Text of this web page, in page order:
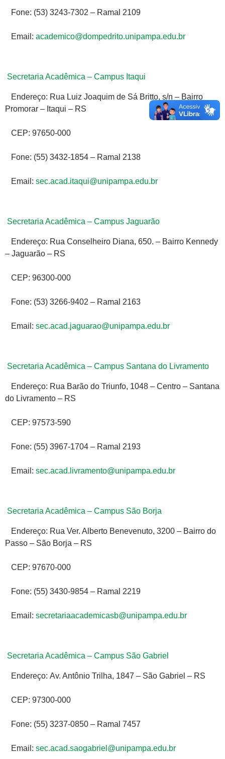
Fone: (53) 3243-7302 – Ramal 2109
Email: academico@dompedrito.unipampa.edu.br
Secretaria Acadêmica – Campus Itaqui
Endereço: Rua Luiz Joaquim de Sá Britto, s/n – Bairro
Promorar – Itaqui – RS
CEP: 97650-000
Fone: (55) 3432-1854 – Ramal 2138
Email: sec.acad.itaqui@unipampa.edu.br
Secretaria Acadêmica – Campus Jaguarão
Endereço: Rua Conselheiro Diana, 650. – Bairro Kennedy
– Jaguarão – RS
CEP: 96300-000
Fone: (53) 3266-9402 – Ramal 2163
Email: sec.acad.jaguarao@unipampa.edu.br
Secretaria Acadêmica – Campus Santana do Livramento
Endereço: Rua Barão do Triunfo, 1048 – Centro – Santana
do Livramento – RS
CEP: 97573-590
Fone: (55) 3967-1704 – Ramal 2193
Email: sec.acad.livramento@unipampa.edu.br
Secretaria Acadêmica – Campus São Borja
Endereço: Rua Ver. Alberto Benevenuto, 3200 – Bairro do
Passo – São Borja – RS
CEP: 97670-000
Fone: (55) 3430-9854 – Ramal 2219
Email: secretariaacademicasb@unipampa.edu.br
Secretaria Acadêmica – Campus São Gabriel
Endereço: Av. Antônio Trilha, 1847 – São Gabriel – RS
CEP: 97300-000
Fone: (55) 3237-0850 – Ramal 7457
Email: sec.acad.saogabriel@unipampa.edu.br